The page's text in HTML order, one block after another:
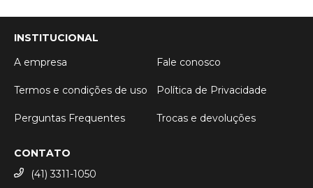
INSTITUCIONAL
A empresa
Fale conosco
Termos e condições de uso Política de Privacidade
Perguntas Frequentes Trocas e devoluções
CONTATO
(41) 3311-1050